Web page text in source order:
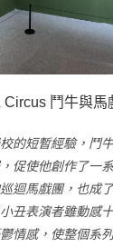
Circus 鬥牛與馬
的短暫經驗，鬥
促使他創作了一
迴馬戲團，也成
丑表演者雖動感
情感，使整個系